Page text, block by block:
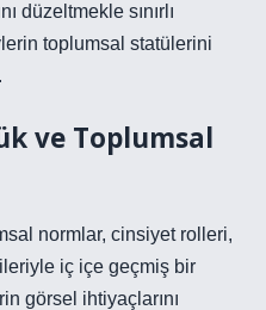
düzeltmekle sınırlı
toplumsal statülerini
ve Toplumsal
normlar, cinsiyet rolleri,
iç içe geçmiş bir
görsel ihtiyaçlarını